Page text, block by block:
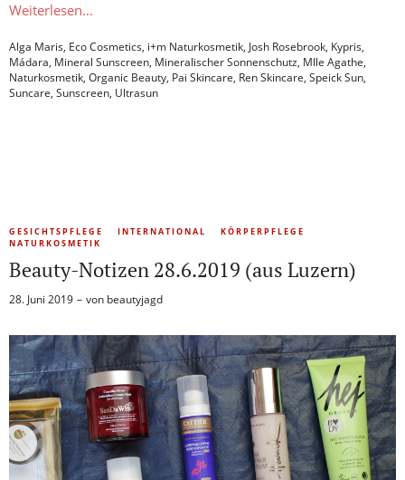
Weiterlesen…
Alga Maris, Eco Cosmetics, i+m Naturkosmetik, Josh Rosebrook, Kypris,
Mádara, Mineral Sunscreen, Mineralischer Sonnenschutz, Mlle Agathe,
Naturkosmetik, Organic Beauty, Pai Skincare, Ren Skincare, Speick Sun,
Suncare, Sunscreen, Ultrasun
GESICHTSPFLEGE INTERNATIONAL
KÖRPERPFLEGE
NATURKOSMETIK
Beauty-Notizen 28.6.2019 (aus Luzern)
28. Juni 2019 von beautyjagd